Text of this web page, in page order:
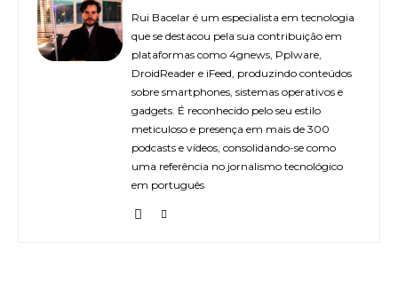
Rui Bacelar é um especialista em tecnologia
que se destacou pela sua contribuição em
plataformas como 4gnews, Pplware,
DroidReader e iFeed, produzindo conteúdos
sobre smartphones, sistemas operativos e
gadgets. É reconhecido pelo seu estilo
meticuloso e presença em mais de 300
podcasts e vídeos, consolidando-se como
uma referência no jornalismo tecnológico
em português